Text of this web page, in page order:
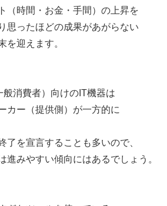
時間・お金・手間）の上昇を
ったほどの成果があがらない
迎えます。
消費者）向けのIT機器は
ー（提供側）が一方的に
を宣言することも多いので、
みやすい傾向にはあるでしょう。